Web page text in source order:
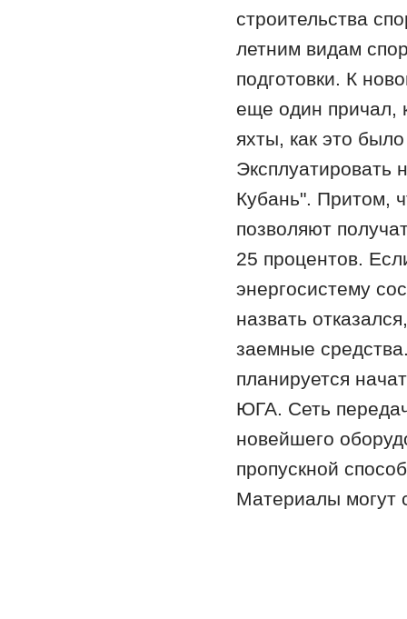
строительства
летним видам
подготовки. К
еще один причал,
яхты, как это
Эксплуатировать
Кубань". Притом,
позволяют
25 процентов.
энергосистему
назвать
заемные
планируется
ЮГА. Сеть
новейшего
пропускной
Материалы могут